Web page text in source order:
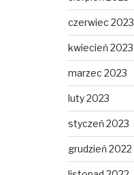
czerwiec 2023
kwiecień 2023
marzec 2023
luty 2023
styczeń 2023
grudzień 2022